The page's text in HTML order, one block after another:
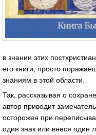
в знании этих
его книги, просто
знаниям в этой области.
Так, рассказывая о
автор приводит
осторожен при
один знак или внеся